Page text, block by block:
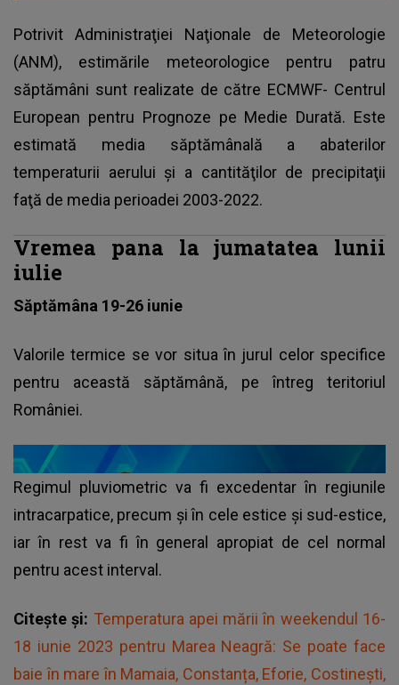
Potrivit Administraţiei Naţionale de Meteorologie
(ANM), estimările meteorologice pentru patru
săptămâni sunt realizate de către ECMWF- Centrul
European pentru Prognoze pe Medie Durată. Este
estimată media săptămânală a abaterilor
temperaturii aerului şi a cantităţilor de precipitaţii
faţă de media perioadei 2003-2022.
Vremea pana la jumatatea lunii
iulie
Săptămâna 19-26 iunie
Valorile termice se vor situa în jurul celor specifice
pentru această săptămână, pe întreg teritoriul
României.
Regimul pluviometric va fi excedentar în regiunile
intracarpatice, precum şi în cele estice şi sud-estice,
iar în rest va fi în general apropiat de cel normal
pentru acest interval.
Citește și: Temperatura apei mării în weekendul 16-
18 iunie 2023 pentru Marea Neagră: Se poate face
baie în mare în Mamaia, Constanța, Eforie, Costinești,